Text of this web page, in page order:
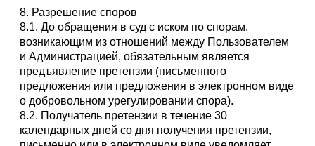
8. Разрешение споров
8.1. До обращения в суд с иском по спорам,
возникающим из отношений между Пользователем
и Администрацией, обязательным является
предъявление претензии (письменного
предложения или предложения в электронном виде
о добровольном урегулировании спора).
8.2. Получатель претензии в течение 30
календарных дней со дня получения претензии,